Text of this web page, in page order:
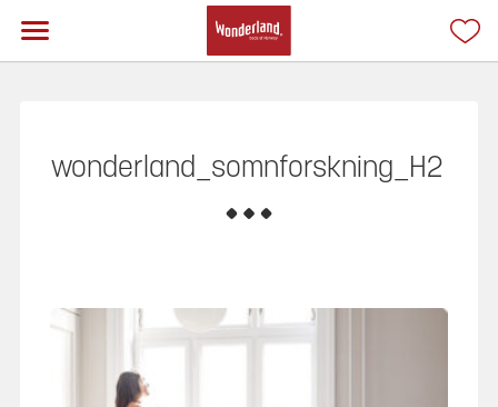
wonderland_somnforskning_H2